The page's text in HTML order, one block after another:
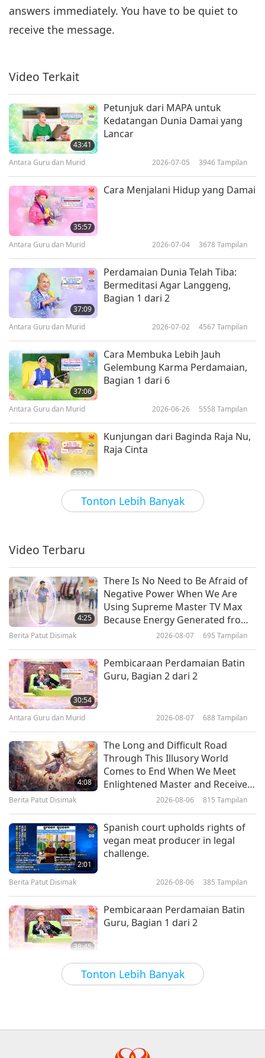
answers immediately. You have to be quiet to
receive the message.
Tonton Lebih Banyak
Video Terkait
43:41
Petunjuk dari MAPA untuk
Kedatangan Dunia Damai yang
Lancar
Antara Guru dan Murid 2026-07-05 3946Tampilan
35:57
Cara Menjalani Hidup yang Damai
Antara Guru dan Murid 2026-07-04 3678 Tampilan
37:09
Perdamaian Dunia Telah Tiba:
Bermeditasi Agar Langgeng,
Bagian 1 dari 2
Antara Guru dan Murid 2026-07-02 4567Tampilan
37:06
Cara Membuka Lebih Jauh
Gelembung Karma Perdamaian,
Bagian 1 dari 6
Antara Guru dan Murid 2026-06-26 5558 Tampilan
33:24
Kunjungan dari Baginda Raja Nu,
Raja Cinta
Antara Guru dan Murid 2026-06-25 4545
36:49
33:21
112 Cara Konsentrasi Shiva III,
Bagian 1 dari 8
37:24
Penderitaan Adalah Pengingat
38:52
Harapan Tulus, Bagian 1 dari 3
40:57
Raja Mara Membagikan 10
Aturan Dunia Fisik, Bagian 1 dari
Tonton Lebih Banyak
Video Terbaru
4:25
There Is No Need to Be Afraid of
Negative Power When We Are
Using Supreme Master TV Max
Because Energy Generated from
It Is Far More Powerful than Any
Berita Patut Disimak 2026-08-07 695 Tampilan
30:54
Pembicaraan Perdamaian Batin
Guru, Bagian 2 dari 2
Antara Guru dan Murid 2026-08-07 688 Tampilan
4:08
The Long and Difficult Road
Through This Illusory World
Comes to End When We Meet
Enlightened Master and Receive
Berita Patut Disimak 2026-08-06 815 Tampilan
2:01
Spanish court upholds rights of
vegan meat producer in legal
challenge.
Berita Patut Disimak 2026-08-06 385 Tampilan
38:45
Pembicaraan Perdamaian Batin
Guru, Bagian 1 dari 2
Antara Guru dan Murid 2026-08-06 1016
25:38